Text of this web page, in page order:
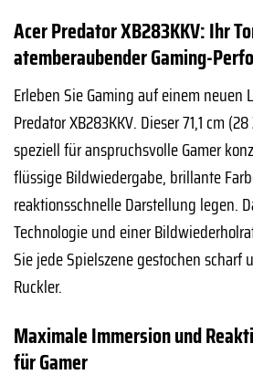
Acer Predator XB283KKV: Ihr
atemberaubender Gaming-
Erleben Sie Gaming auf einem neuen
Predator XB283KKV. Dieser 71,1 cm
speziell für anspruchsvolle Gamer
flüssige Bildwiedergabe, brillante
reaktionsschnelle Darstellung legen.
Technologie und einer
Sie jede Spielszene gestochen scharf
Ruckler.
Maximale Immersion und
für Gamer